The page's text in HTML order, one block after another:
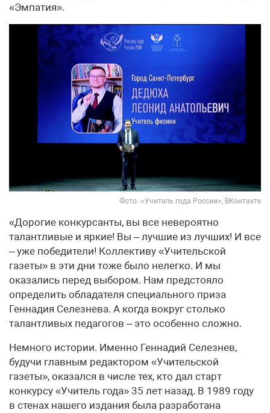
«Эмпатия».
Фото: «Учитель года России», ВКонтакте
«Дорогие конкурсанты, вы все невероятно
талантливые и яркие! Вы – лучшие из лучших! И все
– уже победители! Коллективу «Учительской
газеты» в эти дни тоже было нелегко. И мы
оказались перед выбором. Нам предстояло
определить обладателя специального приза
Геннадия Селезнева. А когда вокруг столько
талантливых педагогов – это особенно сложно.
Немного истории. Именно Геннадий Селезнев,
будучи главным редактором «Учительской
газеты», оказался в числе тех, кто дал старт
конкурсу «Учитель года» 35 лет назад. В 1989 году
в стенах нашего издания была разработана